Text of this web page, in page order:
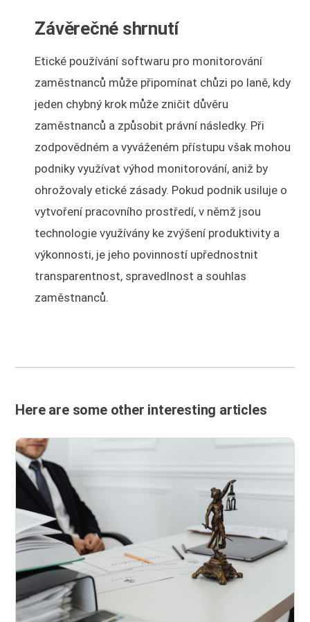
Závěrečné shrnutí
Etické používání softwaru pro monitorování
zaměstnanců může připomínat chůzi po laně, kdy
jeden chybný krok může zničit důvěru
zaměstnanců a způsobit právní následky. Při
zodpovědném a vyváženém přístupu však mohou
podniky využívat výhod monitorování, aniž by
ohrožovaly etické zásady. Pokud podnik usiluje o
vytvoření pracovního prostředí, v němž jsou
technologie využívány ke zvýšení produktivity a
výkonnosti, je jeho povinností upřednostnit
transparentnost, spravedlnost a souhlas
zaměstnanců.
Here are some other interesting articles